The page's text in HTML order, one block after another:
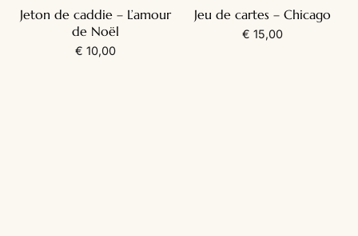
Jeton de caddie – L’amour
de Noël
€ 10,00
Jeu de cartes – Chicago
€ 15,00